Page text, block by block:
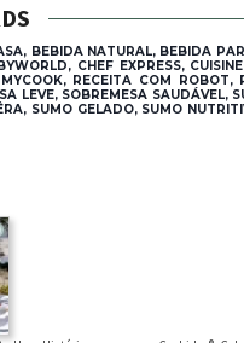
BEBIDA NATURAL, BEBIDA
CHEF EXPRESS,
RECEITA COM
LEVE, SOBREMESA SAUDÁVEL,
SUMO GELADO, SUMO